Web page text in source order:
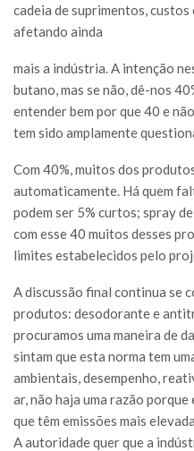
cadeia de suprimentos,
afetando ainda
mais a indústria. A intenção
butano, mas se não, dê-nos
entender bem por que 40 e
tem sido amplamente
Com 40%, muitos dos
automaticamente. Há quem
podem ser 5% curtos; spray
com esse 40 muitos desses
limites estabelecidos pelo
A discussão final continua se
produtos: desodorante e
procuramos uma maneira de
sintam que esta norma tem
ambientais, desempenho,
ar, não haja uma razão
que têm emissões mais
A autoridade quer que a